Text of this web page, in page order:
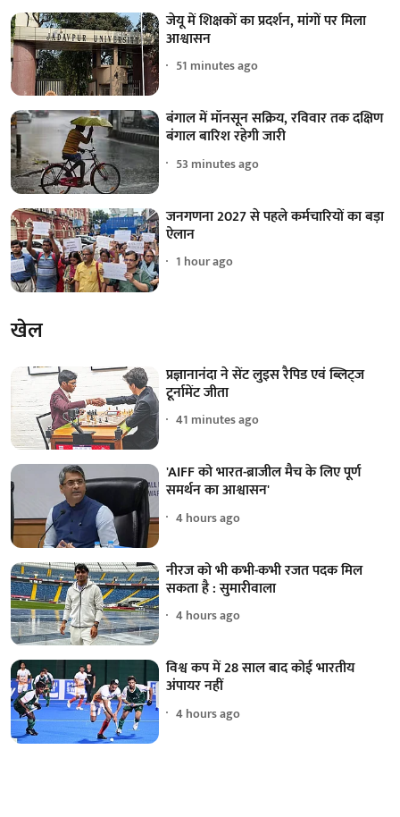
जेयू में शिक्षकों का प्रदर्शन, मांगों पर मिला
आश्वासन
51 minutes ago
बंगाल में मॉनसून सक्रिय, रविवार तक दक्षिण
बंगाल बारिश रहेगी जारी
53 minutes ago
जनगणना 2027 से पहले कर्मचारियों का बड़ा
ऐलान
1 hour ago
खेल
प्रज्ञानानंदा ने सेंट लुइस रैपिड एवं ब्लिट्ज
टूर्नामेंट जीता
41 minutes ago
'AIFF को भारत-ब्राजील मैच के लिए पूर्ण
समर्थन का आश्वासन'
4 hours ago
नीरज को भी कभी-कभी रजत पदक मिल
सकता है : सुमारीवाला
4 hours ago
विश्व कप में 28 साल बाद कोई भारतीय
अंपायर नहीं
4 hours ago